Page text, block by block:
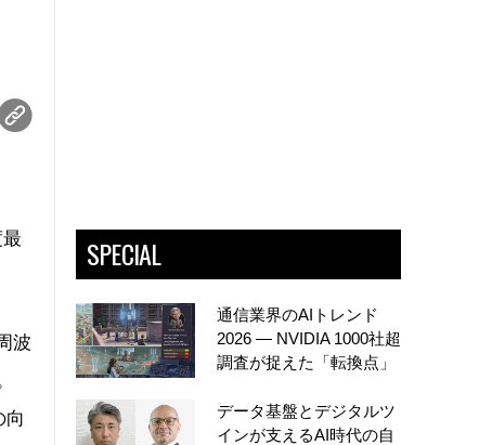
波
向
SPECIAL
通信業界のAIトレンド
2026 ― NVIDIA 1000社超
調査が捉えた「転換点」
データ基盤とデジタルツ
インが支えるAI時代の自